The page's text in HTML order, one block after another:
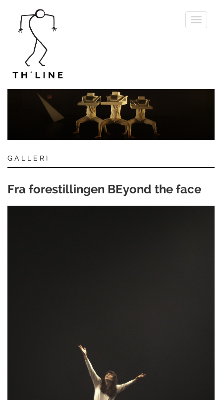
Toggle
GALLERI
Fra forestillingen BEyond the face